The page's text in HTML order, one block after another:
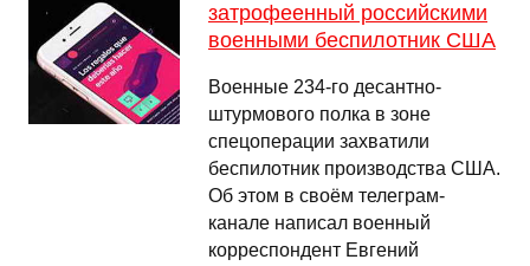
затрофеенный российскими
военными беспилотник США
Военные 234-го десантно-
штурмового полка в зоне
спецоперации захватили
беспилотник производства США.
Об этом в своём телеграм-
канале написал военный
корреспондент Евгений